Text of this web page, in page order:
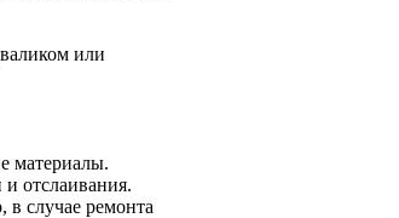
или
материалы.
отслаивания.
в случае ремонта